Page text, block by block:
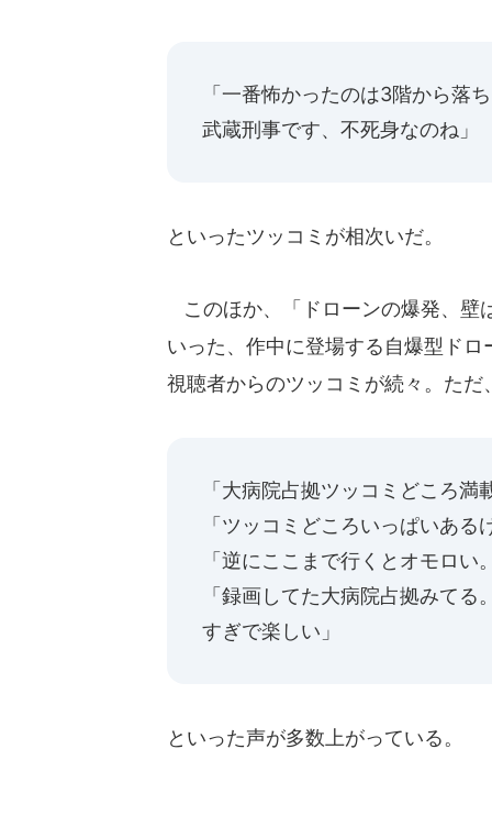
「一番怖かったのは3階から落
武蔵刑事です、不死身なのね」
といったツッコミが相次いだ。
このほか、「ドローンの爆発、壁
いった、作中に登場する自爆型ド
視聴者からのツッコミが続々。た
「大病院占拠ツッコミどころ
「ツッコミどころいっぱいあ
「逆にここまで行くとオモロ
「録画してた大病院占拠みて
すぎで楽しい」
といった声が多数上がっている。